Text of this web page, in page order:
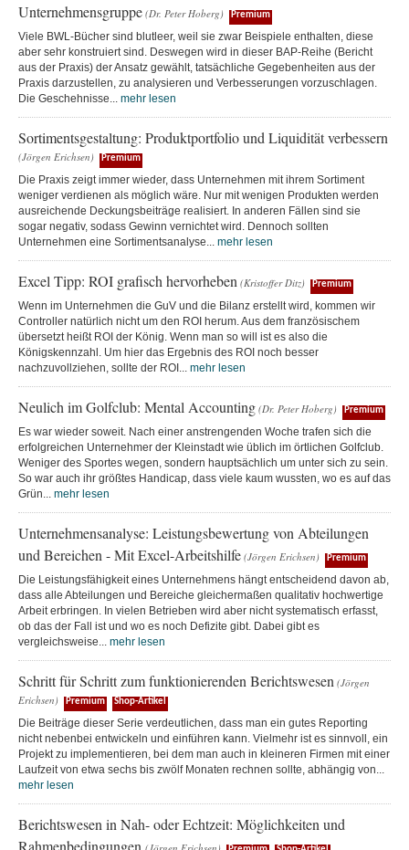
Unternehmensgruppe (Dr. Peter Hoberg) Premium
Viele BWL-Bücher sind blutleer, weil sie zwar Beispiele enthalten, diese
aber sehr konstruiert sind. Deswegen wird in dieser BAP-Reihe (Bericht
aus der Praxis) der Ansatz gewählt, tatsächliche Gegebenheiten aus der
Praxis darzustellen, zu analysieren und Verbesserungen vorzuschlagen.
Die Geschehnisse... mehr lesen
Sortimentsgestaltung: Produktportfolio und Liquidität verbessern
(Jörgen Erichsen) Premium
Die Praxis zeigt immer wieder, dass Unternehmen mit ihrem Sortiment
weniger verdienen als möglich wäre. Nur mit wenigen Produkten werden
ausreichende Deckungsbeiträge realisiert. In anderen Fällen sind sie
sogar negativ, sodass Gewinn vernichtet wird. Dennoch sollten
Unternehmen eine Sortimentsanalyse... mehr lesen
Excel Tipp: ROI grafisch hervorheben (Kristoffer Ditz) Premium
Wenn im Unternehmen die GuV und die Bilanz erstellt wird, kommen wir
Controller natürlich nicht um den ROI herum. Aus dem französischem
übersetzt heißt ROI der König. Wenn man so will ist es also die
Königskennzahl. Um hier das Ergebnis des ROI noch besser
nachzuvollziehen, sollte der ROI... mehr lesen
Neulich im Golfclub: Mental Accounting (Dr. Peter Hoberg) Premium
Es war wieder soweit. Nach einer anstrengenden Woche trafen sich die
erfolgreichen Unternehmer der Kleinstadt wie üblich im örtlichen Golfclub.
Weniger des Sportes wegen, sondern hauptsächlich um unter sich zu sein.
So war auch ihr größtes Handicap, dass viele kaum wussten, wo es auf das
Grün... mehr lesen
Unternehmensanalyse: Leistungsbewertung von Abteilungen
und Bereichen - Mit Excel-Arbeitshilfe (Jörgen Erichsen) Premium
Die Leistungsfähigkeit eines Unternehmens hängt entscheidend davon ab,
dass alle Abteilungen und Bereiche gleichermaßen qualitativ hochwertige
Arbeit erbringen. In vielen Betrieben wird aber nicht systematisch erfasst,
ob das der Fall ist und wo es noch Defizite gibt. Dabei gibt es
vergleichsweise... mehr lesen
Schritt für Schritt zum funktionierenden Berichtswesen (Jörgen
Erichsen)
Premium Shop-Artikel
Die Beiträge dieser Serie verdeutlichen, dass man ein gutes Reporting
nicht nebenbei entwickeln und einführen kann. Vielmehr ist es sinnvoll, ein
Projekt zu implementieren, bei dem man auch in kleineren Firmen mit einer
Laufzeit von etwa sechs bis zwölf Monaten rechnen sollte, abhängig von...
mehr lesen
Berichtswesen in Nah- oder Echtzeit: Möglichkeiten und
Rahmenbedingungen